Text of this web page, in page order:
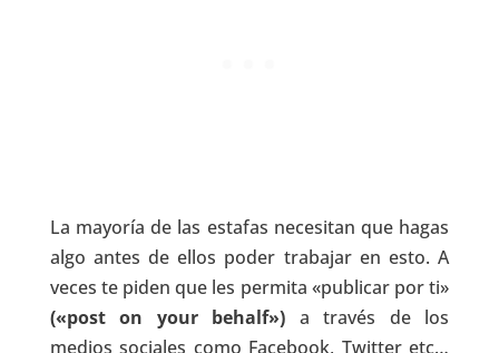
La mayoría de las estafas necesitan que hagas
algo antes de ellos poder trabajar en esto. A
veces te piden que les permita «publicar por ti»
(«post on your behalf») a través de los
medios sociales como Facebook, Twitter etc…